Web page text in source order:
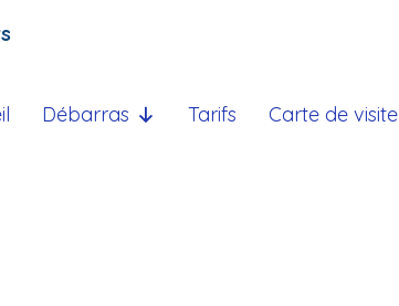
Débarras Tarifs Carte de visite